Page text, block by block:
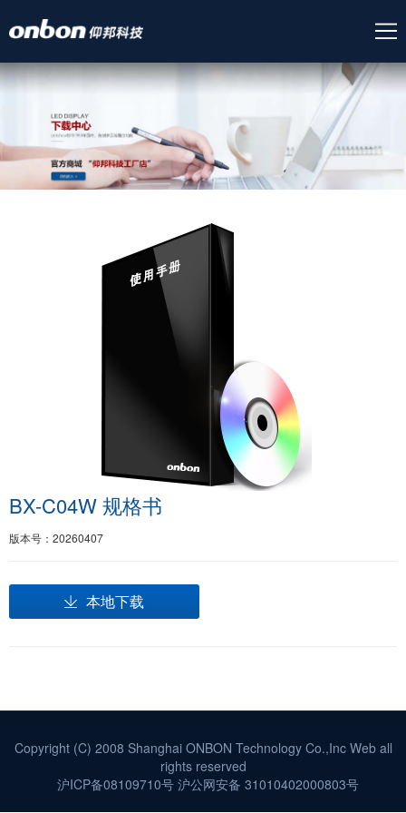
BX-C04W 规格书
版本号：20260407
本地下载
Copyright (C) 2008 Shanghai ONBON Technology Co.,Inc Web all
rights reserved
沪ICP备08109710号沪公网安备 31010402000803号